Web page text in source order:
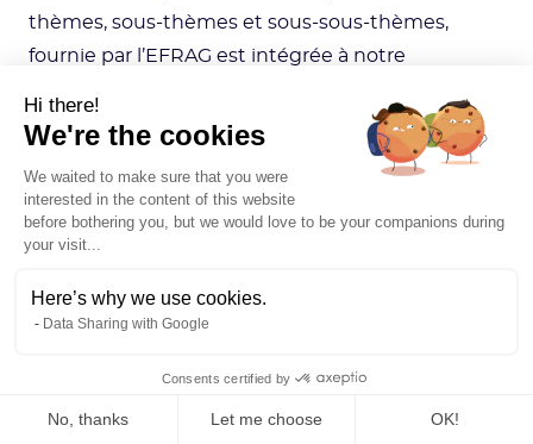
thèmes, sous-thèmes et sous-sous-thèmes,
fournie par l’EFRAG est intégrée à notre
l’outil pour l’adapter à vos enjeux.
Hi there!
We're the cookies
We waited to make sure that you were
interested in the content of this website
before bothering you, but we would love to be your companions during
your visit...
Here’s why we use cookies.
Data Sharing with Google
Consents certified by
No, thanks Let me choose OK!